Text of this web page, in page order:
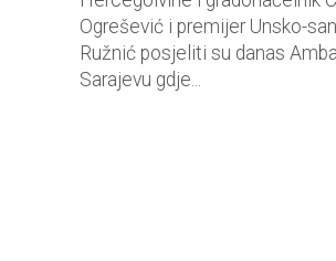
Ogrešević i premijer Unsko-
Ružnić posjeliti su danas
Sarajevu gdje...